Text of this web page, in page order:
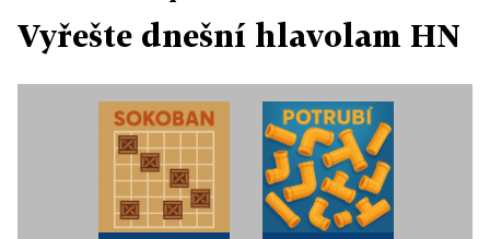
Vyřešte dnešní hlavolam HN